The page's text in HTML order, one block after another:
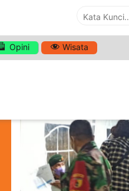
Opini Wisata
HASHTAG:MASJID